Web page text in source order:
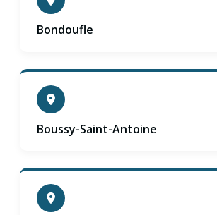
Bondoufle
Boussy-Saint-Antoine